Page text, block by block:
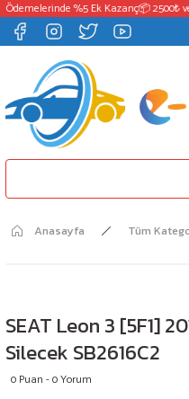
%5 Ek Kazanç📦 2500₺ ve
Anasayfa Tüm
SEAT Leon 3 [5F1]
Silecek SB2616C2
0 Puan - 0 Yorum